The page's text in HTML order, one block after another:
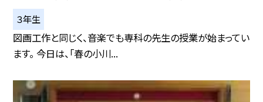
３年生
図画工作と同じく、音楽でも専科の先生の授業が始まってい
ます。 今日は、「春の小川...